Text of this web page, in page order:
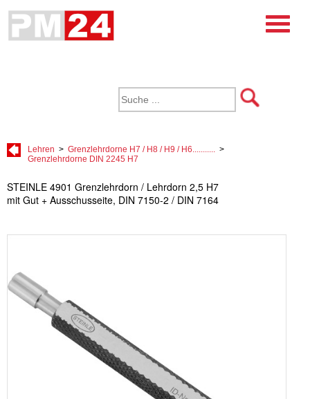
Lehren > Grenzlehrdorne H7 / H8 / H9 / H6........... >
Grenzlehrdorne DIN 2245 H7
STEINLE 4901 Grenzlehrdorn / Lehrdorn 2,5 H7
mit Gut + Ausschusseite, DIN 7150-2 / DIN 7164